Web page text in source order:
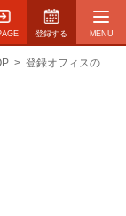
登録する
> 登録オフィスの